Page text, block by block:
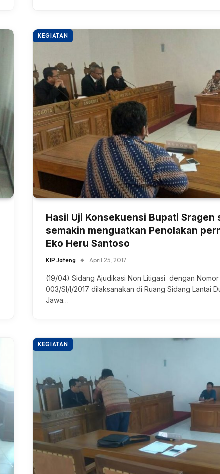
KEGIATAN
Hasil Uji Konsekuensi Bupati Sragen
semakin menguatkan Penolakan
Eko Heru Santoso
KIP Jateng April 25, 2017
(19/04) Sidang Ajudikasi Non Litigasi dengan
003/SI/I/2017 dilaksanakan di Ruang Sidang Lantai
Jawa…
KEGIATAN